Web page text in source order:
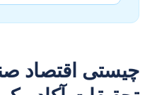
چیستی اقتصاد